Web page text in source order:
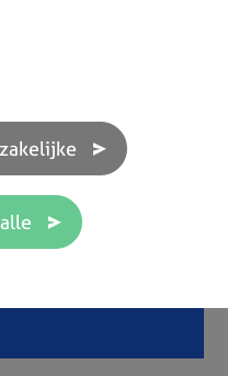
of KOR) is één
van btw.
die in Nederland
kleine
als het
dan 20.000